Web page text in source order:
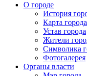
О городе
История
Карта города
Устав города
Жители
Символика
Фотогалерея
Органы власти